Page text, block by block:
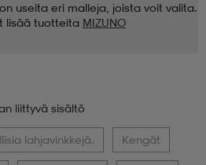
useita eri malleja, joista voit valita.
lisää tuotteita MIZUNO
liittyvä sisältö
lahjavinkkejä. Kengät